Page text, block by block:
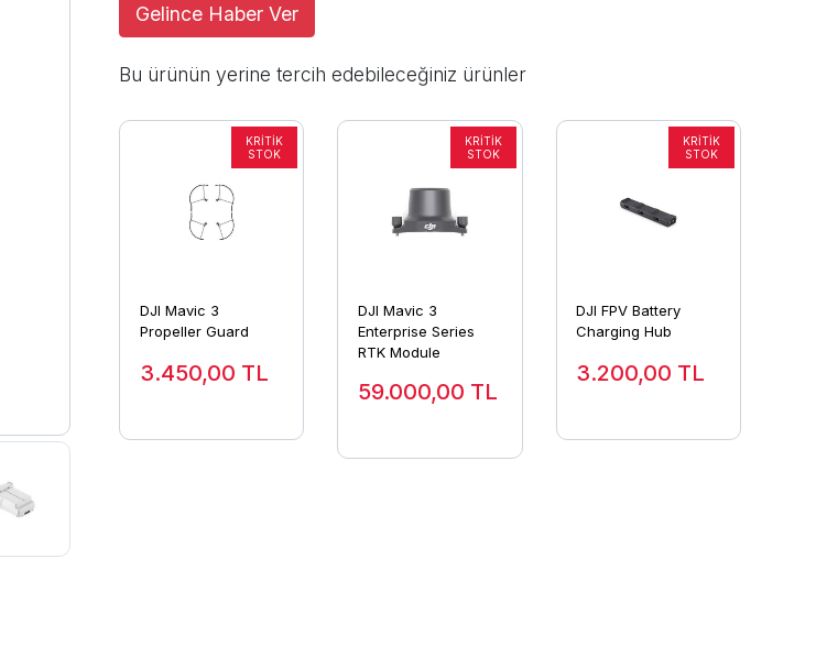
Gelince Haber Ver
Bu ürünün yerine tercih edebileceğiniz ürünler
DJI Mavic 3
Propeller Guard
3.450,00 TL
DJI Mavic 3
Enterprise Series
RTK Module
59.000,00 TL
DJI FPV Battery
Charging Hub
3.200,00 TL